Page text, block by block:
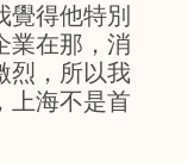
覺得他特別
業在那，消
烈，所以我
上海不是首